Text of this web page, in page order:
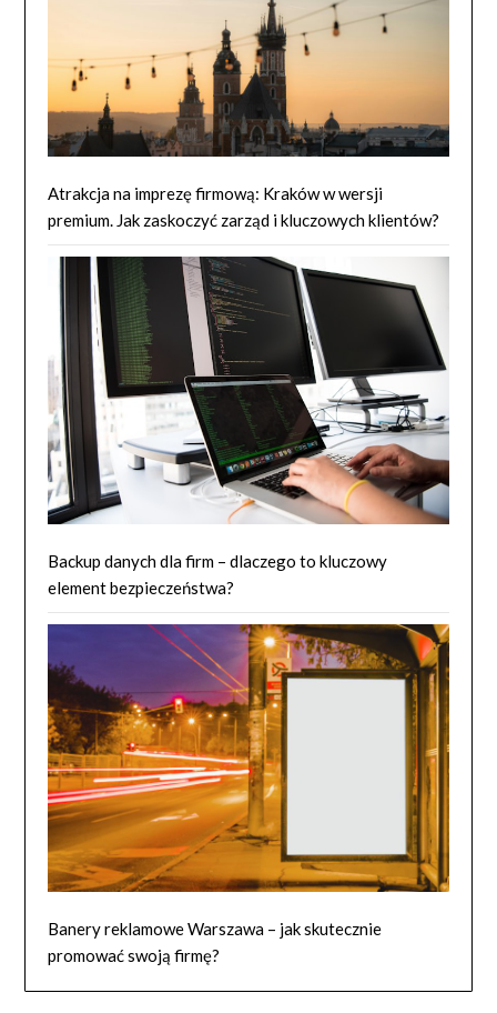
Atrakcja na imprezę firmową: Kraków w wersji
premium. Jak zaskoczyć zarząd i kluczowych klientów?
Backup danych dla firm – dlaczego to kluczowy
element bezpieczeństwa?
Banery reklamowe Warszawa – jak skutecznie
promować swoją firmę?